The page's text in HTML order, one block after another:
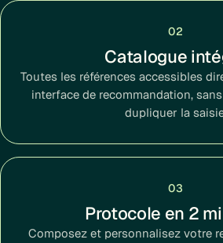
02
Catalogue
Toutes les références accessibles
interface de recommandation,
dupliquer la
03
Protocole en 2
Composez et personnalisez votre